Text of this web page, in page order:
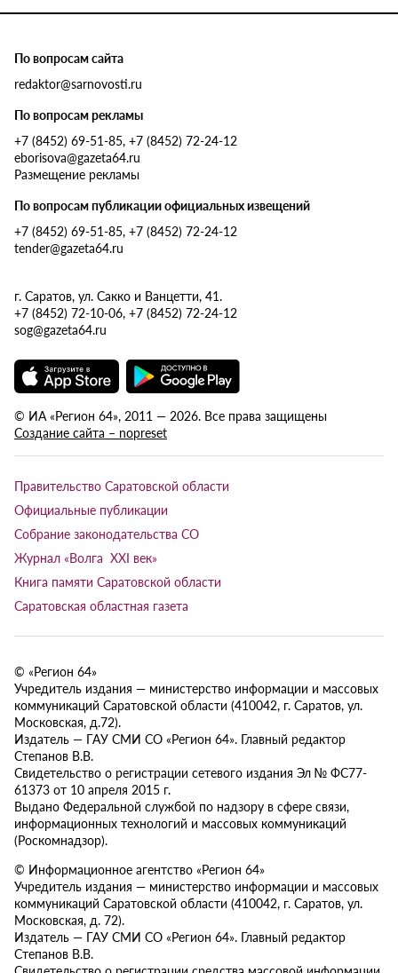
По вопросам сайта
redaktor@sarnovosti.ru
По вопросам рекламы
+7 (8452) 69-51-85, +7 (8452) 72-24-12
eborisova@gazeta64.ru
Размещение рекламы
По вопросам публикации официальных извещений
+7 (8452) 69-51-85, +7 (8452) 72-24-12
tender@gazeta64.ru
г. Саратов, ул. Сакко и Ванцетти, 41.
+7 (8452) 72-10-06, +7 (8452) 72-24-12
sog@gazeta64.ru
© ИА «Регион 64», 2011 — 2026. Все права защищены
Создание сайта – nopreset
Правительство Саратовской области
Официальные публикации
Собрание законодательства СО
Журнал «Волга XXI век»
Книга памяти Саратовской области
Саратовская областная газета
© «Регион 64»
Учредитель издания — министерство информации и массовых
коммуникаций Саратовской области (410042, г. Саратов, ул.
Московская, д.72).
Издатель — ГАУ СМИ СО «Регион 64». Главный редактор
Степанов В.В.
Свидетельство о регистрации сетевого издания Эл № ФС77-
61373 от 10 апреля 2015 г.
Выдано Федеральной службой по надзору в сфере связи,
информационных технологий и массовых коммуникаций
(Роскомнадзор).
© Информационное агентство «Регион 64»
Учредитель издания — министерство информации и массовых
коммуникаций Саратовской области (410042, г. Саратов, ул.
Московская, д. 72).
Издатель — ГАУ СМИ СО «Регион 64». Главный редактор
Степанов В.В.